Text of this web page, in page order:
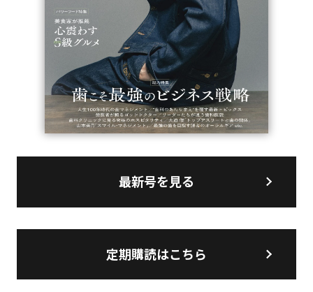
最新号を見る
定期購読はこちら